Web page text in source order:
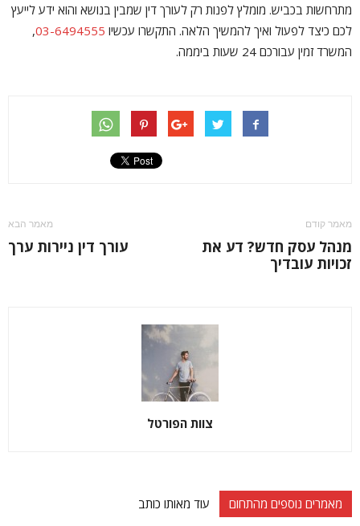
מתרחשות בכביש. מומלץ לפנות רק לעורך דין שמבין בנושא והוא ידע לייעץ
לכם כיצד לפעול ואיך להמשיך הלאה. התקשרו עכשיו 03-6494555
,
המשרד זמין עבורכם 24 שעות ביממה.
מאמר קודם
מנהל עסק חדש? דע את
זכויות עובדיך
מאמר הבא
עורך דין ניירות ערך
צוות הפורטל
מאמרים נוספים מהתחום עוד מאותו כותב